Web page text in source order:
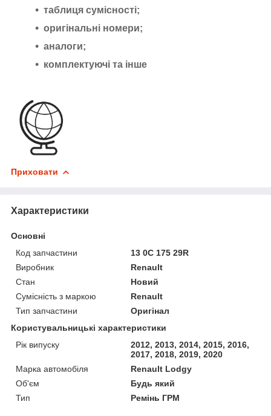
таблиця сумісності;
оригінальні номери;
аналоги;
комплектуючі та інше
Приховати
Характеристики
Основні
Код запчастини
13 0C 175 29R
Виробник
Renault
Стан
Новий
Сумісність з маркою
Renault
Тип запчастини
Оригінал
Користувальницькі характеристики
Рік випуску
2012, 2013, 2014, 2015, 2016,
2017, 2018, 2019, 2020
Марка автомобіля
Renault Lodgy
Об'єм
Будь який
Тип
Ремінь ГРМ